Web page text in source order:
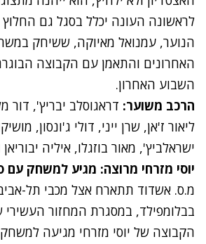
לראשונה העונה יכלל בסגל גם
הנוער, עמנואל מאיוקה, ששיחק
האחרונים והתאמן עם הקבוצה
השבוע האחרון.
הרכב משוער: דראגוסלב יבריץ', דור
ליאור ז'אן, שרן ייני, דולי ג'ונסון,
ישראלביץ', מאור בוזגלו, איליה
יוסי מזרחי מרוצה: מגיע למשחק עם
מ.ס. אשדוד תתארח אצל מכבי תל-
בבלומפילד, במסגרת המחזור העשירי
הקבוצה של יוסי מזרחי מגיעה